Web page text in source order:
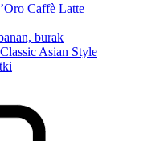
Caffè Latte
burak
Asian Style